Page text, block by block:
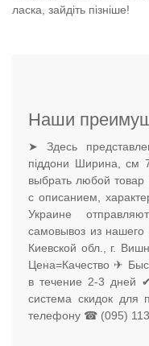
ласка, зайдіть пізніше!
Наши
➤ Здесь
піддони Ширина, см
выбрать любой товар
с описанием,
Украине
самовывоз из нашего
Киевской обл., г.
Цена=Качество ✈
в течение 2-3 дней
система скидок для
телефону ☎ (095)